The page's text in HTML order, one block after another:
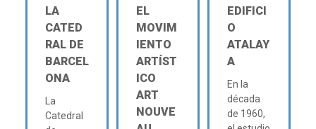
LA
CATED
RAL DE
BARCEL
ONA
La
Catedral
EL
MOVIM
IENTO
ARTÍST
ICO
ART
NOUVE
EDIFICI
O
ATALAY
A
En la
década
de 1960,